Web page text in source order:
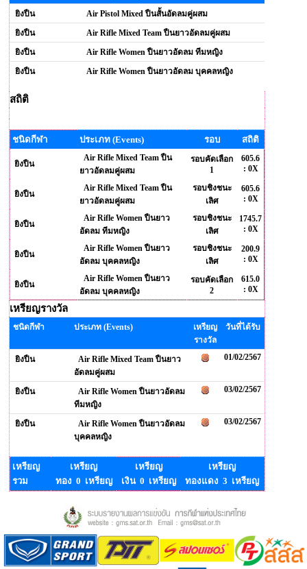
ยิงปืน
Air Pistol Mixed ปืนสั้นอัดลมคู่ผสม
ยิงปืน
Air Rifle Mixed Team ปืนยาวอัดลมคู่ผสม
ยิงปืน
Air Rifle Women ปืนยาวอัดลม ทีมหญิง
ยิงปืน
Air Rifle Women ปืนยาวอัดลม บุคคลหญิง
สถิติ
ชนิดกีฬา ประเภท (Events) รอบ สถิติ
ยิงปืน
Air Rifle Mixed Team ปืน
ยาวอัดลมคู่ผสม
รอบคัดเลือก
1
605.6
: 0X
ยิงปืน
Air Rifle Mixed Team ปืน
ยาวอัดลมคู่ผสม
รอบชิงชนะ
เลิศ
605.6
: 0X
ยิงปืน
Air Rifle Women ปืนยาว
อัดลม ทีมหญิง
รอบชิงชนะ
เลิศ
1745.7
: 0X
ยิงปืน
Air Rifle Women ปืนยาว
อัดลม บุคคลหญิง
รอบชิงชนะ
เลิศ
200.9
: 0X
ยิงปืน
Air Rifle Women ปืนยาว
อัดลม บุคคลหญิง
รอบคัดเลือก
2
615.0
: 0X
เหรียญรางวัล
ชนิดกีฬา ประเภท (Events)
เหรียญ
รางวัล
วันที่ได้รับ
ยิงปืน
Air Rifle Mixed Team ปืนยาว
อัดลมคู่ผสม
01/02/2567
ยิงปืน
Air Rifle Women ปืนยาวอัดลม
ทีมหญิง
03/02/2567
ยิงปืน
Air Rifle Women ปืนยาวอัดลม
บุคคลหญิง
03/02/2567
เหรียญ
รวม
เหรียญ
ทอง 0 เหรียญ
เหรียญ
เงิน 0 เหรียญ
เหรียญ
ทองแดง 3 เหรียญ